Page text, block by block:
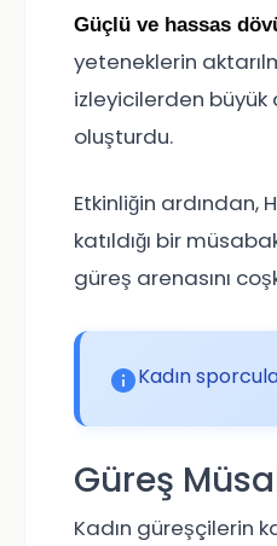
Güçlü ve hassas
yeteneklerin
izleyicilerden
oluşturdu.
Etkinliğin ardından,
katıldığı bir
güreş arenasını
Kadın
Güreş
Kadın güreşçilerin